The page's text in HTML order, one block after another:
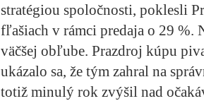
stratégiou spoločnosti, poklesli
fľašiach v rámci predaja o 29 %.
väčšej obľube. Prazdroj kúpu
ukázalo sa, že tým zahral na
totiž minulý rok zvýšil nad